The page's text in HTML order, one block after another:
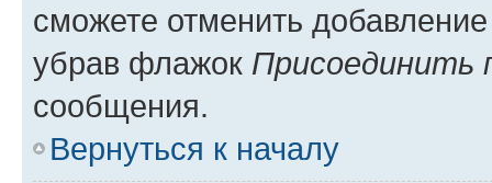
сможете отменить
убрав флажок Присоединить
сообщения.
Вернуться к началу